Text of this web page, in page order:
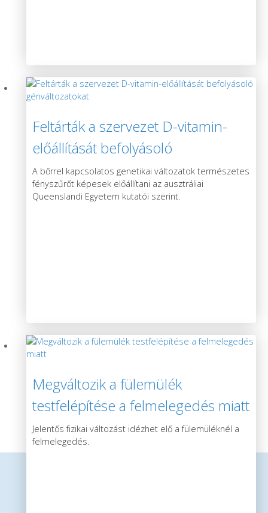
Feltárták a szervezet D-vitamin-
előállítását befolyásoló
génváltozatokat
A bőrrel kapcsolatos genetikai változatok természetes
fényszűrőt képesek előállítani az ausztráliai
Queenslandi Egyetem kutatói szerint.
Megváltozik a fülemülék
testfelépítése a felmelegedés miatt
Jelentős fizikai változást idézhet elő a fülemüléknél a
felmelegedés.